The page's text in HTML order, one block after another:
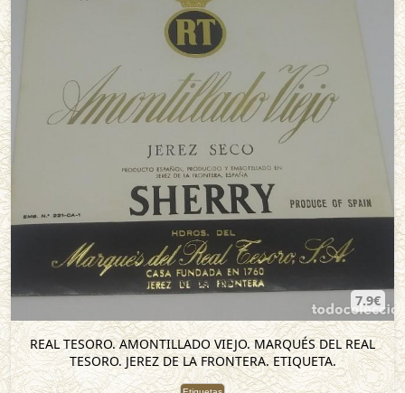
7.9€
REAL TESORO. AMONTILLADO VIEJO. MARQUÉS DEL REAL
TESORO. JEREZ DE LA FRONTERA. ETIQUETA.